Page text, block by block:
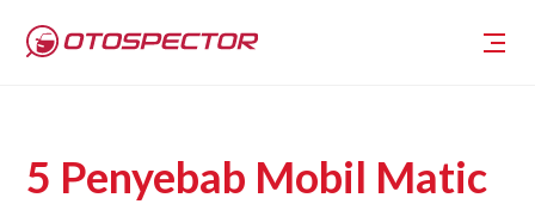
5 Penyebab Mobil Matic